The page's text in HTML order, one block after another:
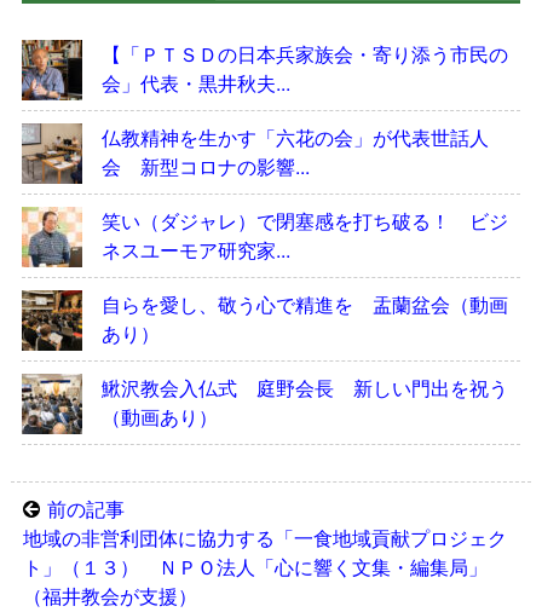
【「ＰＴＳＤの日本兵家族会・寄り添う市民の
会」代表・黒井秋夫...
仏教精神を生かす「六花の会」が代表世話人
会 新型コロナの影響...
笑い（ダジャレ）で閉塞感を打ち破る！ ビジ
ネスユーモア研究家...
自らを愛し、敬う心で精進を 盂蘭盆会（動画
あり）
鰍沢教会入仏式 庭野会長 新しい門出を祝う
（動画あり）
前の記事
地域の非営利団体に協力する「一食地域貢献プロジェク
ト」（１３） ＮＰＯ法人「心に響く文集・編集局」
（福井教会が支援）